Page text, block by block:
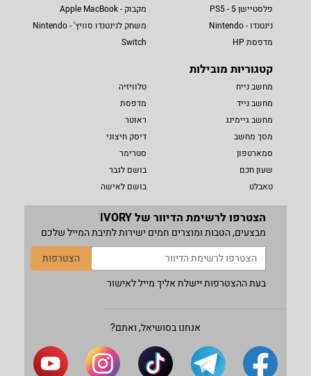
פלסטיישן 5 - PS5
נינטנדו - Nintendo
מדפסת HP
מקבוק - Apple MacBook
משחק לנינטנדו סוויץ' - Nintendo
Switch
קטגוריות מובילות
מחשב נייח
מחשב נייד
מחשב גיימינג
מסך מחשב
סמארטפון
שעון חכם
טאבלט
טלוויזיה
מדפסת
ראוטר
דיסק חיצוני
סטרימר
בושם לגבר
בושם לאישה
הצטרפו לרשימת הדיוור של IVORY
מבצעים, הטבות ומוצרים חמים ישירות לתיבת המייל שלכם
הצטרפות
בעת ההצטרפות יישלח אליך מייל לאישור
אנחנו בסושיאל, ואתם?